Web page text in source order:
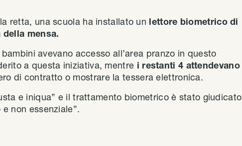
retta, una scuola ha installato un lettore biometrico di
mensa.
avevano accesso all’area pranzo in questo
a questa iniziativa, mentre i restanti 4 attendevano
di contratto o mostrare la tessera elettronica.
e iniqua” e il trattamento biometrico è stato giudicato
non essenziale”.